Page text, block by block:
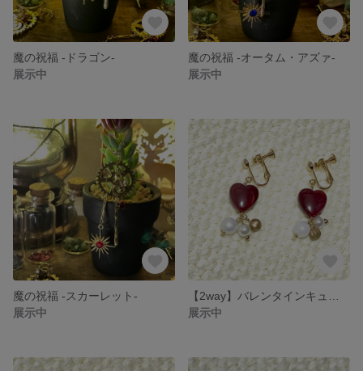
魔の祝福 -ドラゴン-
展示中
魔の祝福 -オータム・アズァ-
展示中
魔の祝福 -スカーレット-
展示中
展示中